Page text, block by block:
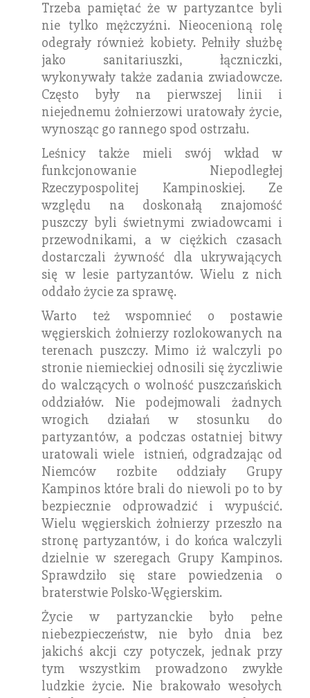
Trzeba pamiętać że w partyzantce byli
nie tylko mężczyźni. Nieocenioną rolę
odegrały również kobiety. Pełniły służbę
jako sanitariuszki, łączniczki,
wykonywały także zadania zwiadowcze.
Często były na pierwszej linii i
niejednemu żołnierzowi uratowały życie,
wynosząc go rannego spod ostrzału.
Leśnicy także mieli swój wkład w
funkcjonowanie Niepodległej
Rzeczypospolitej Kampinoskiej. Ze
względu na doskonałą znajomość
puszczy byli świetnymi zwiadowcami i
przewodnikami, a w ciężkich czasach
dostarczali żywność dla ukrywających
się w lesie partyzantów. Wielu z nich
oddało życie za sprawę.
Warto też wspomnieć o postawie
węgierskich żołnierzy rozlokowanych na
terenach puszczy. Mimo iż walczyli po
stronie niemieckiej odnosili się życzliwie
do walczących o wolność puszczańskich
oddziałów. Nie podejmowali żadnych
wrogich działań w stosunku do
partyzantów, a podczas ostatniej bitwy
uratowali wiele istnień, odgradzając od
Niemców rozbite oddziały Grupy
Kampinos które brali do niewoli po to by
bezpiecznie odprowadzić i wypuścić.
Wielu węgierskich żołnierzy przeszło na
stronę partyzantów, i do końca walczyli
dzielnie w szeregach Grupy Kampinos.
Sprawdziło się stare powiedzenia o
braterstwie Polsko-Węgierskim.
Życie w partyzanckie było pełne
niebezpieczeństw, nie było dnia bez
jakichś akcji czy potyczek, jednak przy
tym wszystkim prowadzono zwykłe
ludzkie życie. Nie brakowało wesołych